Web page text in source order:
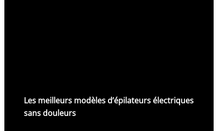
Les meilleurs modèles d’épilateurs électriques
sans douleurs